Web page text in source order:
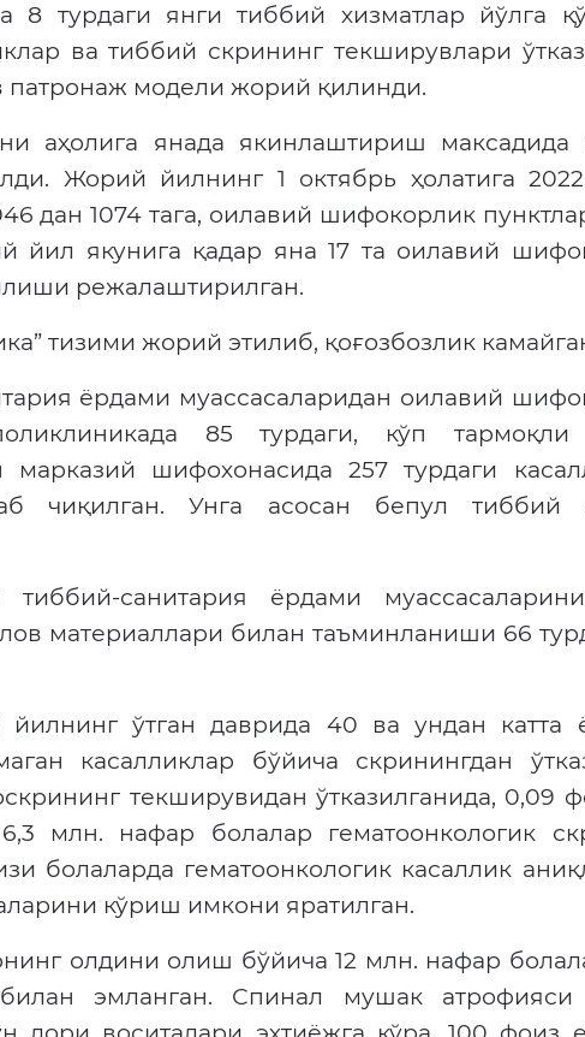
8 турдаги янги тиббий хизматлар йўлга
ва тиббий скрининг текширувлари
патронаж модели жорий қилинди.
аҳолига янада якинлаштириш максадида
Жорий йилнинг 1 октябрь ҳолатига
дан 1074 тага, оилавий шифокорлик
йил якунига қадар яна 17 та оилавий
режалаштирилган.
тизими жорий этилиб, қоғозбозлик
ёрдами муассасаларидан оилавий
85 турдаги, кўп тармоқли
марказий шифохонасида 257 турдаги
чиқилган. Унга асосан бепул тиббий
санитария ёрдами
материаллари билан таъминланиши 66
ўтган даврида 40 ва ундан катта
касалликлар бўйича скринингдан
текширувидан ўтказилганида, 0,09
млн. нафар болалар гематоонкологик
болаларда гематоонкологик касаллик
кўриш имкони яратилган.
олдини олиш бўйича 12 млн. нафар
эмланган. Спинал мушак атрофияси